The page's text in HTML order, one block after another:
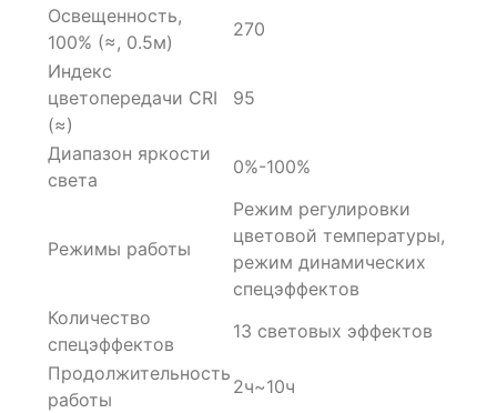
Освещенность,
100% (≈, 0.5м)
270
Индекс
цветопередачи CRI
(≈)
95
Диапазон яркости
света
0%-100%
Режимы работы
Режим регулировки
цветовой температуры,
режим динамических
спецэффектов
Количество
спецэффектов
13 световых эффектов
Продолжительность
работы
2ч~10ч